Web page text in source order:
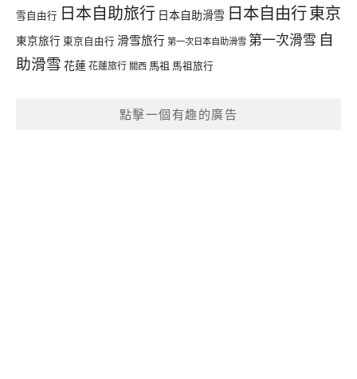
雪自由行 日本自助旅行 日本自助滑雪 日本自由行東京
東京旅行 東京自由行 滑雪旅行 第一次日本自助滑雪 第一次滑雪 自
助滑雪 花蓮花蓮旅行 關西 馬祖 馬祖旅行
點擊一個有趣的廣告